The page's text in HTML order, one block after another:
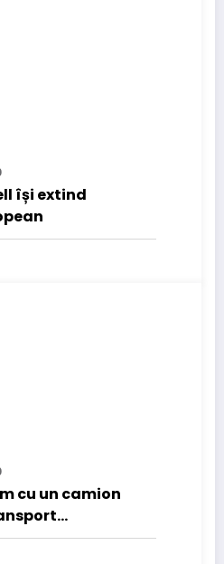
își extind
cu un camion